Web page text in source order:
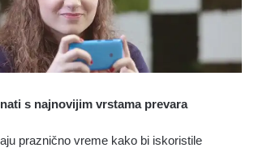
s najnovijim vrstama prevara
praznično vreme kako bi iskoristile